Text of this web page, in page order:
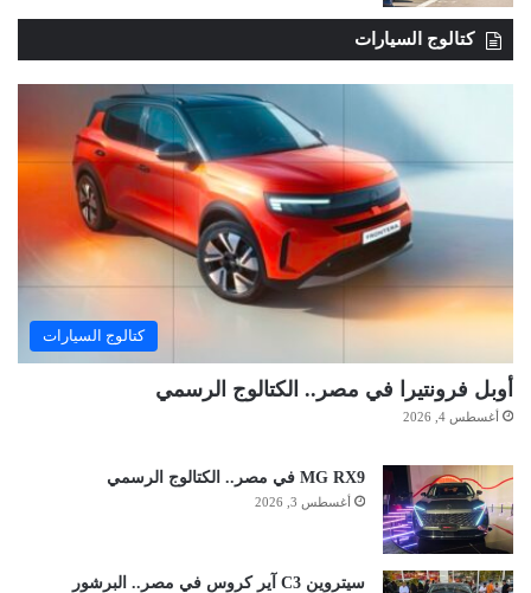
كتالوج السيارات
كتالوج السيارات
أوبل فرونتيرا في مصر.. الكتالوج الرسمي
أغسطس 4, 2026
MG RX9 في مصر.. الكتالوج الرسمي
أغسطس 3, 2026
سيتروين C3 آير كروس في مصر.. البرشور